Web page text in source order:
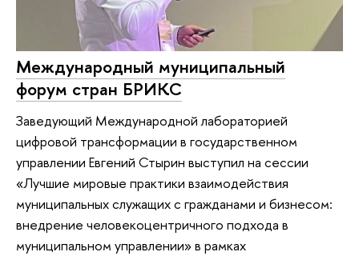
Международный муниципальный
форум стран БРИКС
Заведующий Международной лабораторией
цифровой трансформации в государственном
управлении Евгений Стырин выступил на сессии
«Лучшие мировые практики взаимодействия
муниципальных служащих с гражданами и бизнесом:
внедрение человекоцентричного подхода в
муниципальном управлении» в рамках